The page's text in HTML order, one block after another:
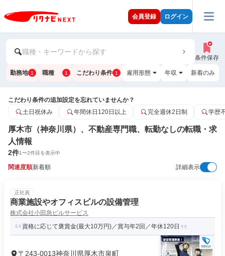
会員登録 ログイン
職種・キーワードから探す
条件保存
勤務地 1 職種 1 こだわり条件 1 雇用形態 年収 新着のみ
こだわり条件の追加設定を忘れていませんか？
土日祝休み
年間休日120日以上 完全週休2日制 学歴
厚木市（神奈川県）、不動産専門職、転勤なしの転職・求
人情報
2件1〜2件目を表示中
関連度順新着順 詳細表示
正社員
商業施設やオフィスビルの設備管理
株式会社小田急ビルサービス
資格に応じて褒賞金(最大10万円)／賞与年2回／年休120日
〒243-0013神奈川県厚木市泉町